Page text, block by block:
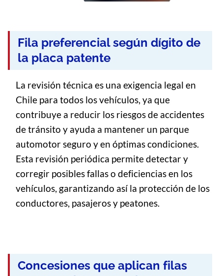
Fila preferencial según dígito de
la placa patente
La revisión técnica es una exigencia legal en
Chile para todos los vehículos, ya que
contribuye a reducir los riesgos de accidentes
de tránsito y ayuda a mantener un parque
automotor seguro y en óptimas condiciones.
Esta revisión periódica permite detectar y
corregir posibles fallas o deficiencias en los
vehículos, garantizando así la protección de los
conductores, pasajeros y peatones.
Concesiones que aplican filas